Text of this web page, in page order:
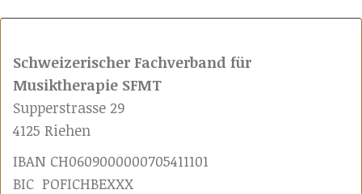
Schweizerischer Fachverband für
Musiktherapie SFMT
Supperstrasse 29
4125 Riehen
IBAN CH0609000000705411101
BIC POFICHBEXXX